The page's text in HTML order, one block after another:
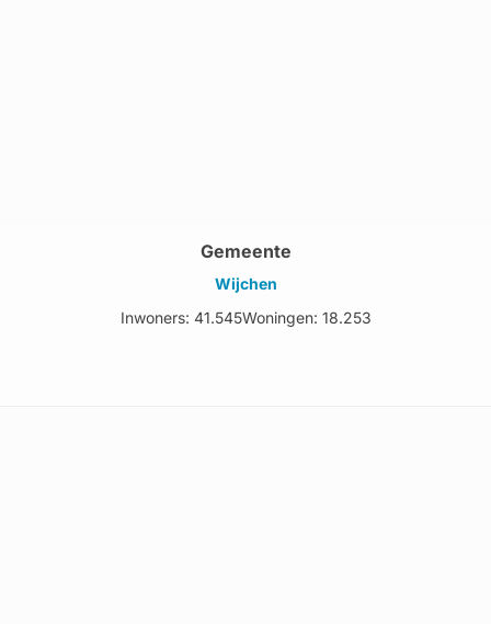
Gemeente
Wijchen
Inwoners: 41.545Woningen: 18.253